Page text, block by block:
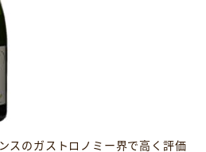
スのガストロノミー界で高く評価